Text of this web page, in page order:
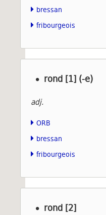
bressan
fribourgeois
rond [1] (-e)
adj.
ORB
bressan
fribourgeois
rond [2]